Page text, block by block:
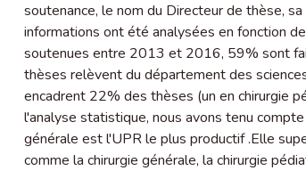
soutenance, le nom du Directeur de thèse,
informations ont été analysées en fonction
soutenues entre 2013 et 2016, 59% sont
thèses relèvent du département des
encadrent 22% des thèses (un en chirurgie
l'analyse statistique, nous avons tenu
générale est l'UPR le plus productif .Elle
comme la chirurgie générale, la chirurgie